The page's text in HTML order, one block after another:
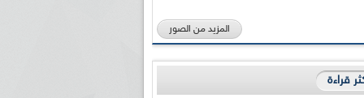
المزيد من الصور
قراءة